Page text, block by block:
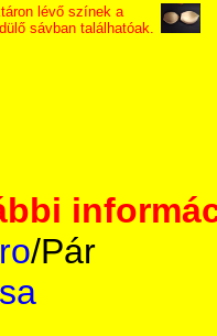
lévő színek a
sávban találhatóak.
/Pár